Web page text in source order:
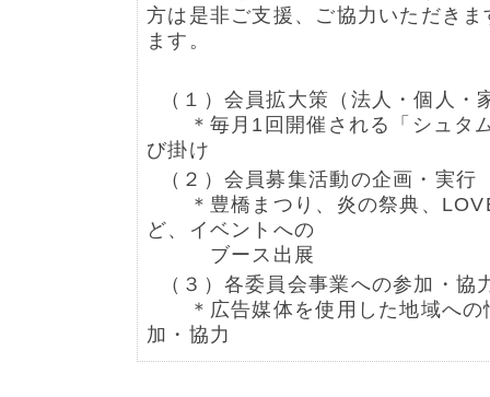
方は是非ご支援、ご協力いただき
ます。
（１）会員拡大策（法人・個人・
＊毎月1回開催される「シュタ
び掛け
（２）会員募集活動の企画・実行
＊豊橋まつり、炎の祭典、
ど、イベントへの
ブース出展
（３）各委員会事業への参加・協
＊広告媒体を使用した地域への
加・協力